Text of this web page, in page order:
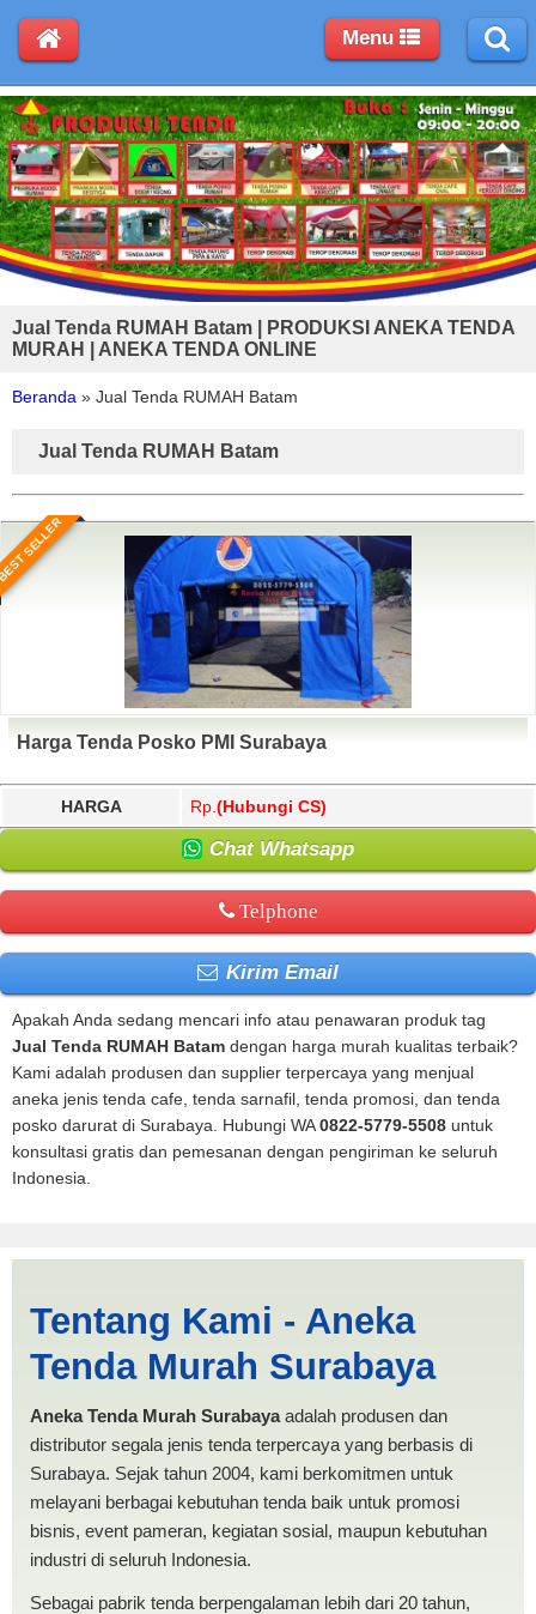
Jual Tenda RUMAH Batam | PRODUKSI ANEKA TENDA
MURAH | ANEKA TENDA ONLINE
Beranda » Jual Tenda RUMAH Batam
Jual Tenda RUMAH Batam
SELLER
Harga Tenda Posko PMI Surabaya
HARGA Rp. (Hubungi CS)
Chat Whatsapp
Telphone
Kirim Email
Apakah Anda sedang mencari info atau penawaran produk tag
Jual Tenda RUMAH Batam dengan harga murah kualitas terbaik?
Kami adalah produsen dan supplier terpercaya yang menjual
aneka jenis tenda cafe, tenda sarnafil, tenda promosi, dan tenda
posko darurat di Surabaya. Hubungi WA0822-5779-5508 untuk
konsultasi gratis dan pemesanan dengan pengiriman ke seluruh
Indonesia.
PRODUKSI ANEKA TENDA
MURAH
Tentang Kami - Aneka
Tenda Murah Surabaya
Aneka Tenda Murah Surabayaadalah produsen dan
distributor segala jenis tenda terpercaya yang berbasis di
Surabaya. Sejak tahun 2004, kami berkomitmen untuk
melayani berbagai kebutuhan tenda baik untuk promosi
bisnis, event pameran, kegiatan sosial, maupun kebutuhan
industri di seluruh Indonesia.
Sebagai pabrik tenda berpengalaman lebih dari 20 tahun,
Menu